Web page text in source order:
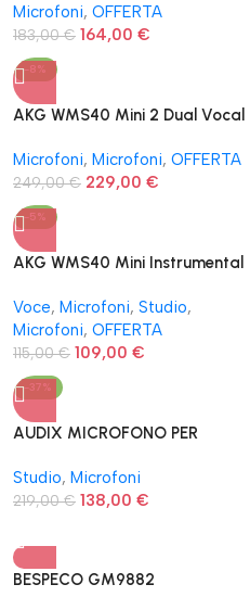
Microfoni, OFFERTA
183,00€ 164,00 €
-8%
AKG WMS40 Mini 2 Dual Vocal
Microfoni, Microfoni, OFFERTA
249,00€ 229,00 €
-5%
AKG WMS40 Mini Instrumental
Voce, Microfoni, Studio,
Microfoni, OFFERTA
115,00€ 109,00 €
-37%
AUDIX MICROFONO PER
Studio, Microfoni
219,00€ 138,00 €
BESPECO GM9882